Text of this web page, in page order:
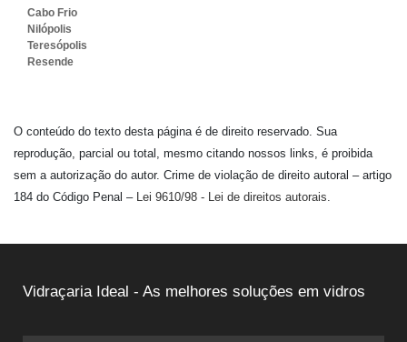
Cabo Frio
Nilópolis
Teresópolis
Resende
O conteúdo do texto desta página é de direito reservado. Sua
reprodução, parcial ou total, mesmo citando nossos links, é proibida
sem a autorização do autor. Crime de violação de direito autoral – artigo
184 do Código Penal –
Lei 9610/98 - Lei de direitos autorais
Vidraçaria Ideal - As melhores soluções em vidros